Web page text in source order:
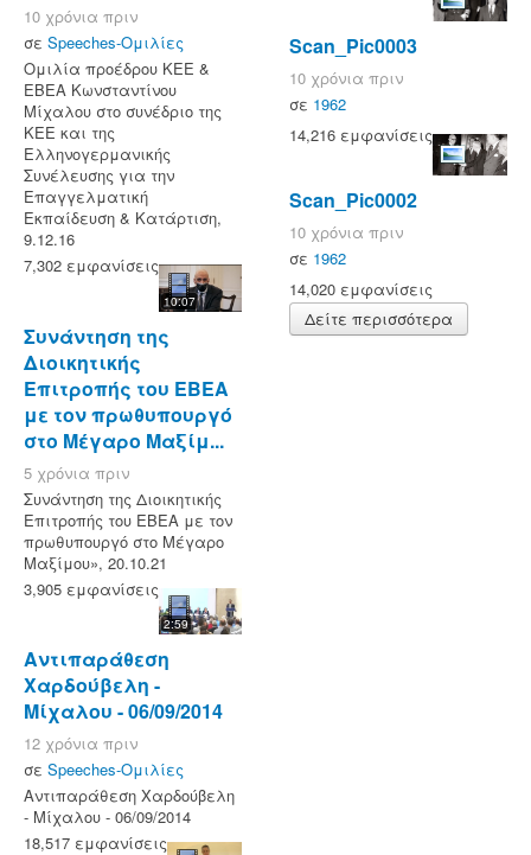
10 χρόνια πριν
σε Speeches-Ομιλίες
Ομιλία προέδρου ΚΕΕ &
ΕΒΕΑ Κωνσταντίνου
Μίχαλου στο συνέδριο της
ΚΕΕ και της
Ελληνογερμανικής
Συνέλευσης για την
Επαγγελματική
Εκπαίδευση & Κατάρτιση,
9.12.16
7,302 εμφανίσεις
10:07
Συνάντηση της
Διοικητικής
Επιτροπής του ΕΒΕΑ
με τον πρωθυπουργό
στο Μέγαρο Μαξίμ...
5 χρόνια πριν
Συνάντηση της Διοικητικής
Επιτροπής του ΕΒΕΑ με τον
πρωθυπουργό στο Μέγαρο
Μαξίμου», 20.10.21
3,905 εμφανίσεις
2:59
Αντιπαράθεση
Χαρδούβελη -
Μίχαλου - 06/09/2014
12 χρόνια πριν
σε Speeches-Ομιλίες
Αντιπαράθεση Χαρδούβελη
- Μίχαλου - 06/09/2014
18,517 εμφανίσεις
Scan_Pic0003
10 χρόνια πριν
σε 1962
14,216 εμφανίσεις
Scan_Pic0002
10 χρόνια πριν
σε 1962
14,020 εμφανίσεις
Δείτε περισσότερα